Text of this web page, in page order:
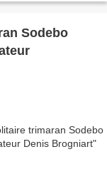
Sodebo